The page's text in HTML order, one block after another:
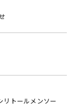
リトールメンソー